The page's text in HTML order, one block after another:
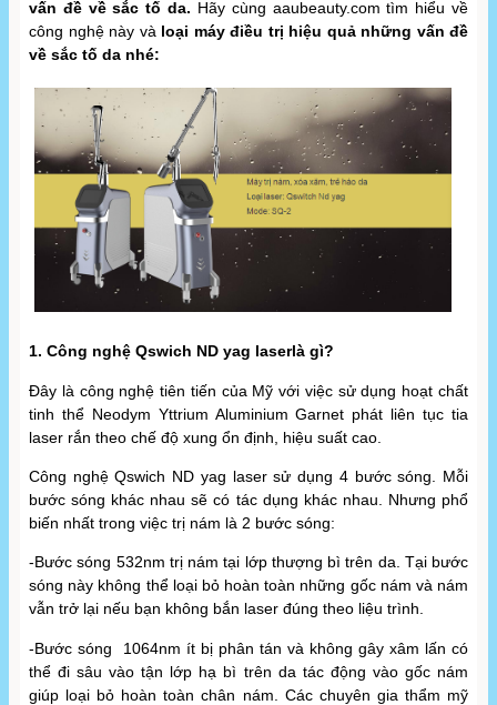
vấn đề về sắc tố da. Hãy cùng aaubeauty.com tìm hiểu về
công nghệ này và loại máy điều trị hiệu quả những vấn đề
về sắc tố da nhé:
1. Công nghệ Qswich ND yag laserlà gì?
Đây là công nghệ tiên tiến của Mỹ với việc sử dụng hoạt chất
tinh thể Neodym Yttrium Aluminium Garnet phát liên tục tia
laser rắn theo chế độ xung ổn định, hiệu suất cao.
Công nghệ Qswich ND yag laser sử dụng 4 bước sóng. Mỗi
bước sóng khác nhau sẽ có tác dụng khác nhau. Nhưng phổ
biến nhất trong việc trị nám là 2 bước sóng:
-Bước sóng 532nm trị nám tại lớp thượng bì trên da. Tại bước
sóng này không thể loại bỏ hoàn toàn những gốc nám và nám
vẫn trở lại nếu bạn không bắn laser đúng theo liệu trình.
-Bước sóng 1064nm ít bị phân tán và không gây xâm lấn có
thể đi sâu vào tận lớp hạ bì trên da tác động vào gốc nám
giúp loại bỏ hoàn toàn chân nám. Các chuyên gia thẩm mỹ